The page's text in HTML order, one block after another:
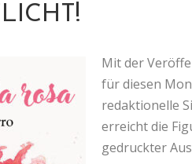
Mit der
für diesen
redaktionelle
erreicht die
gedruckter